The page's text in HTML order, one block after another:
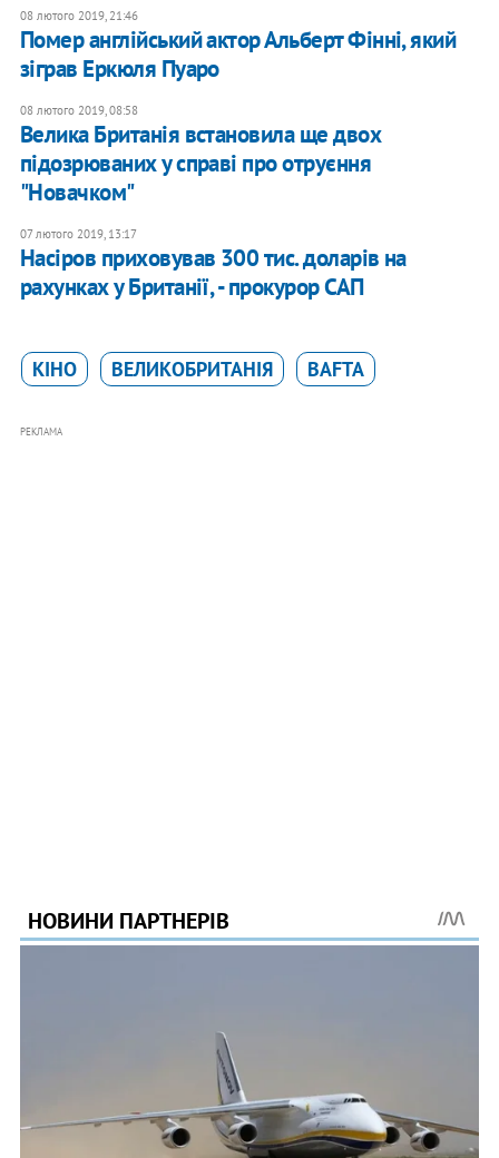
08 лютого 2019, 21:46
Помер англійський актор Альберт Фінні, який
зіграв Еркюля Пуаро
08 лютого 2019, 08:58
Велика Британія встановила ще двох
підозрюваних у справі про отруєння
"Новачком"
07 лютого 2019, 13:17
Насіров приховував 300 тис. доларів на
рахунках у Британії, - прокурор САП
КІНО ВЕЛИКОБРИТАНІЯ BAFTA
РЕКЛАМА